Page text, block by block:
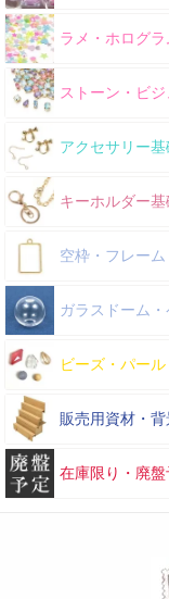
ラメ・ホログラ
ストーン・ビジ
アクセサリー
キーホルダー
空枠・フレーム
ガラスドーム
ビーズ・パール
販売用資材・
在庫限り・廃盤